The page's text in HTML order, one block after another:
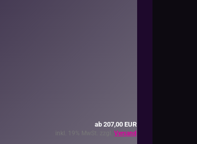
ab 207,00 EUR
inkl. 19% MwSt. zzgl. Versand